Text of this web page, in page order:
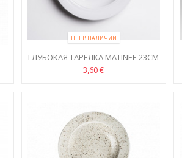
НЕТ В НАЛИЧИИ
ГЛУБОКАЯ ТАРЕЛКА MATINEE 23СМ
3,60 €